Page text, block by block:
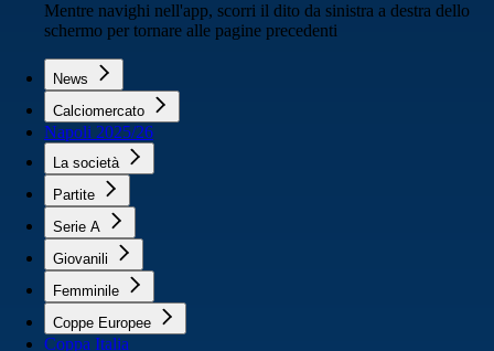
Mentre navighi nell'app, scorri il dito da sinistra a destra dello
schermo per tornare alle pagine precedenti
News
Calciomercato
Napoli 2025/26
La società
Partite
Serie A
Giovanili
Femminile
Coppe Europee
Coppa Italia